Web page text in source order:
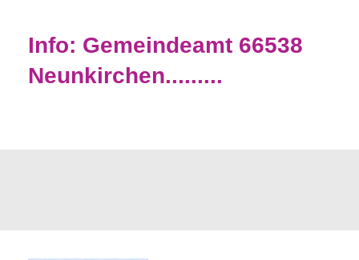
Info: Gemeindeamt 66538
Neunkirchen.........